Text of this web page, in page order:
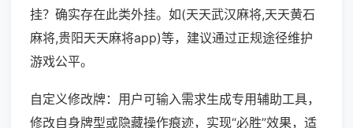
挂？确实存在此类外挂。如(天天武汉麻将,天天黄石
麻将,贵阳天天麻将app)等，建议通过正规途径维护
游戏公平。
自定义修改牌：用户可输入需求生成专用辅助工具，
修改自身牌型或隐藏操作痕迹，实现“必胜”效果，适